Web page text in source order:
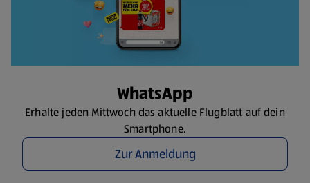
WhatsApp
Erhalte jeden Mittwoch das aktuelle Flugblatt auf dein
Smartphone.
Zur Anmeldung